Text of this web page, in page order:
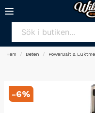
Hem Beten PowerBait &
-6%